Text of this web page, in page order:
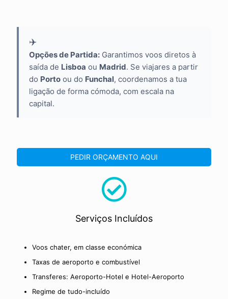
✈️
Opções de Partida: Garantimos voos diretos à
saída de Lisboa ou Madrid. Se viajares a partir
do Porto ou do Funchal, coordenamos a tua
ligação de forma cómoda, com escala na
capital.
PEDIR ORÇAMENTO AQUI
Serviços Incluídos
Voos chater, em classe económica
Taxas de aeroporto e combustível
Transferes: Aeroporto-Hotel e Hotel-Aeroporto
Regime de tudo-incluído